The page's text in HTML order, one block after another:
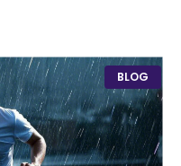
dua akhir pekan di
BLOG